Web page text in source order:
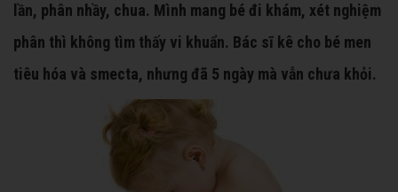
lần, phân nhầy, chua. Mình mang bé đi khám, xét nghiệm
phân thì không tìm thấy vi khuẩn. Bác sĩ kê cho bé men
tiêu hóa và smecta, nhưng đã 5 ngày mà vẫn chưa khỏi.